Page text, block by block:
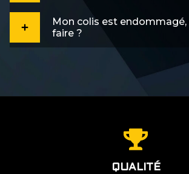
Mon colis est endommagé,
faire ?
QUALITÉ